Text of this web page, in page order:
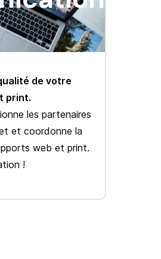
de votre
print.
les partenaires
et coordonne la
web et print.
!